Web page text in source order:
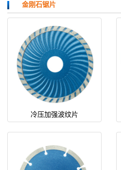
金刚石锯片
冷压加强波纹片